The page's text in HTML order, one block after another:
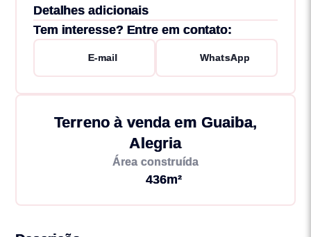
Detalhes adicionais
Tem interesse? Entre em contato:
E-mail WhatsApp
Terreno à venda em Guaiba,
Alegria
Área construída
436m²